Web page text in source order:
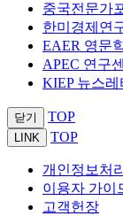
중국전문가
한미경제연
EAER 영문
APEC 연구
KIEP 뉴스레
닫기 TOP
LINK TOP
개인정보처
이용자 가이
고객헌장